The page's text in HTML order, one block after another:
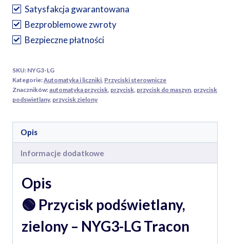
–
NYG3-
LG
Tracon
Satysfakcja gwarantowana
Bezproblemowe zwroty
Bezpieczne płatności
SKU: NYG3-LG
Kategorie:Automatyka i liczniki Przyciski sterownicze
Znaczników:automatyka przycisk przycisk przycisk do maszyn przycisk
podswietlany, przycisk zielony
Opis
Informacje dodatkowe
Opis
🟢 Przycisk podświetlany,
zielony – NYG3-LG Tracon